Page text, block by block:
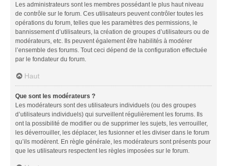
Les administrateurs sont les membres possédant le plus haut niveau
de contrôle sur le forum. Ces utilisateurs peuvent contrôler toutes les
opérations du forum, telles que les paramètres des permissions, le
bannissement d’utilisateurs, la création de groupes d’utilisateurs ou de
modérateurs, etc. Ils peuvent également être habilités à modérer
l’ensemble des forums. Tout ceci dépend de la configuration effectuée
par le fondateur du forum.
Haut
Que sont les modérateurs ?
Les modérateurs sont des utilisateurs individuels (ou des groupes
d’utilisateurs individuels) qui surveillent régulièrement les forums. Ils
ont la possibilité de modifier ou de supprimer les sujets, les verrouiller,
les déverrouiller, les déplacer, les fusionner et les diviser dans le forum
qu’ils modèrent. En règle générale, les modérateurs sont présents pour
que les utilisateurs respectent les règles imposées sur le forum.